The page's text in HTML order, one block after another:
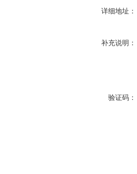
详细地址：
补充说明：
验证码：